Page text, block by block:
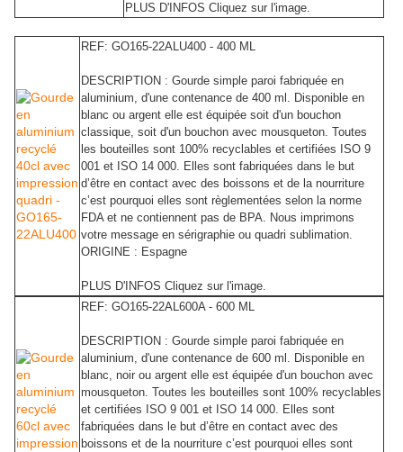
PLUS D'INFOS Cliquez sur l'image.
REF: GO165-22ALU400 - 400 ML
DESCRIPTION : Gourde simple paroi fabriquée en
aluminium, d'une contenance de 400 ml. Disponible en
blanc ou argent elle est équipée soit d'un bouchon
classique, soit d'un bouchon avec mousqueton. Toutes
les bouteilles sont 100% recyclables et certifiées ISO 9
001 et ISO 14 000. Elles sont fabriquées dans le but
d’être en contact avec des boissons et de la nourriture
c’est pourquoi elles sont règlementées selon la norme
FDA et ne contiennent pas de BPA. Nous imprimons
votre message en sérigraphie ou quadri sublimation.
ORIGINE : Espagne
PLUS D'INFOS Cliquez sur l'image.
REF: GO165-22AL600A - 600 ML
DESCRIPTION : Gourde simple paroi fabriquée en
aluminium, d'une contenance de 600 ml. Disponible en
blanc, noir ou argent elle est équipée d'un bouchon avec
mousqueton. Toutes les bouteilles sont 100% recyclables
et certifiées ISO 9 001 et ISO 14 000. Elles sont
fabriquées dans le but d’être en contact avec des
boissons et de la nourriture c’est pourquoi elles sont